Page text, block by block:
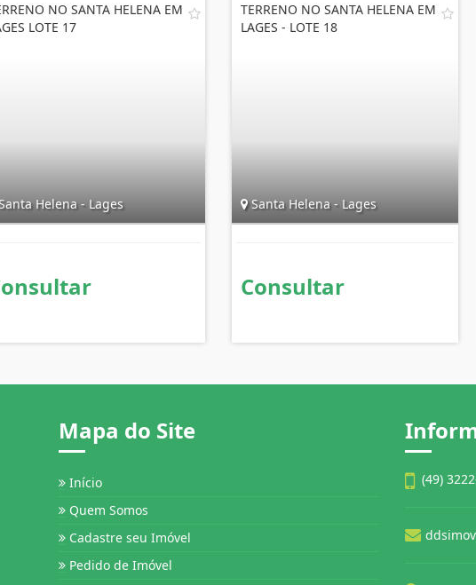
NO SANTA HELENA EM
LOTE 17
Helena - Lages
TERRENO NO SANTA HELENA EM
LAGES - LOTE 18
Santa Helena - Lages
Consultar
Mapa do Site
Início
Quem Somos
Cadastre seu Imóvel
Pedido de Imóvel
(49)